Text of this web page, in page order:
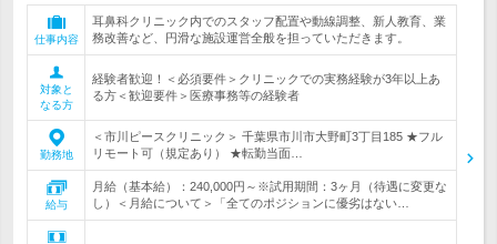
仕事内容
耳鼻科クリニック内でのスタッフ配置や動線調整、新人教育、業
務改善など、円滑な施設運営全般を担っていただきます。
対象と
なる方
経験者歓迎！＜必須要件＞クリニックでの実務経験が3年以上あ
る方＜歓迎要件＞医療事務等の経験者
勤務地
＜市川ピースクリニック＞ 千葉県市川市大野町3丁目185 ★フル
リモート可（規定あり） ★転勤当面…
給与
月給（基本給）：240,000円～※試用期間：3ヶ月（待遇に変更な
し）＜月給について＞「全てのポジションに優劣はない…